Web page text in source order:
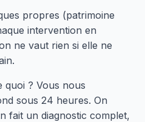
propres (patrimoine
intervention en
ne vaut rien si elle ne
quoi ? Vous nous
sous 24 heures. On
fait un diagnostic complet,